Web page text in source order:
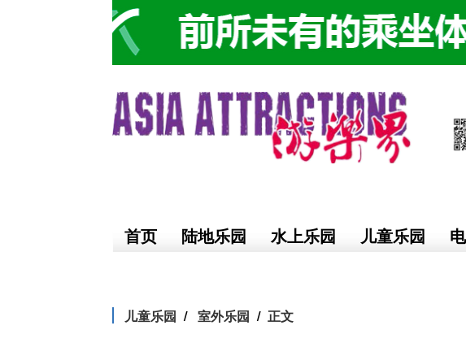
首页 陆地乐园 水上乐园 儿童乐园
儿童乐园 室外乐园 正文